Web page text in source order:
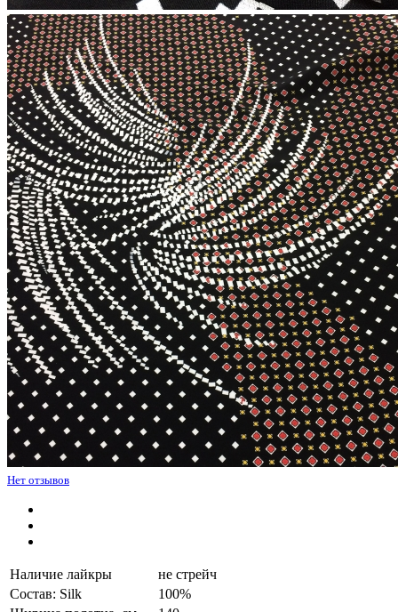
Нет отзывов
Наличие лайкры
не стрейч
Состав: Silk
100%